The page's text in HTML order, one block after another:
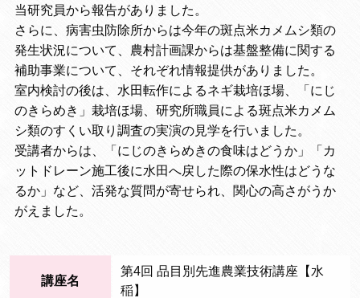
当研究員から報告がありました。
さらに、病害虫防除所からは今年の斑点米カメムシ類の
発生状況について、農村計画課からは基盤整備に関する
補助事業について、それぞれ情報提供がありました。
室内検討の後は、水田転作によるネギ栽培ほ場、「にじ
のきらめき」栽培ほ場、研究所職員による斑点米カメム
シ類のすくい取り調査の実演の見学を行いました。
受講者からは、「にじのきらめきの食味はどうか」「カ
ットドレーン施工後に水田へ戻した際の保水性はどうな
るか」など、活発な質問が寄せられ、関心の高さがうか
がえました。
講座名
第4回 品目別先進農業技術講座【水
稲】